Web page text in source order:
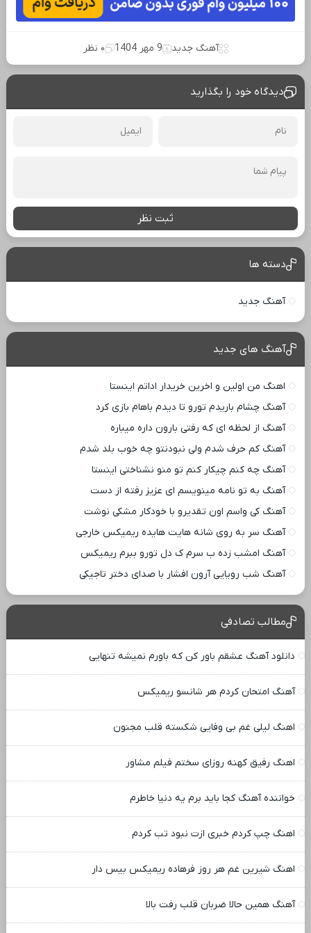
آهنگ جدید 9 مهر 1404 ۰ نظر
دیدگاه خود را بگذارید
ثبت نظر
دسته ها
آهنگ جدید
آهنگ های جدید
اهنگ من اولین و اخرین خریدار اداتم اینستا
آهنگ چشام باریدم تورو تا دیدم باهام بازی کرد
آهنگ از لحظه ای که رفتی بارون داره میباره
آهنگ کم حرف شدم ولی نبودنتو چه خوب بلد شدم
آهنگ چه کنم چیکار کنم تو منو نشناختی اینستا
آهنگ به تو نامه مینویسم ای عزیز رفته از دست
آهنگ کی واسم اون تقدیرو با خودکار مشکی نوشت
آهنگ سر به روی شانه هایت هایده ریمیکس خارجی
آهنگ امشب زده ب سرم ک دل تورو ببرم ریمیکس
آهنگ شب رویایی آرون افشار با صدای دختر تاجیکی
مطالب تصادفی
دانلود آهنگ عشقم باور کن که باورم نمیشه تنهایی
آهنگ امتحان کردم هر شانسو ریمیکس
اهنگ لیلی غم بی وفایی شکسته قلب مجنون
اهنگ رفیق کهنه روزای سختم فیلم مشاور
خواننده آهنگ کجا باید برم یه دنیا خاطرم
اهنگ چپ کردم خبری ازت نبود تب کردم
اهنگ شیرین غم هر روز فرهاده ریمیکس بیس دار
آهنگ همین حالا ضربان قلب رفت بالا